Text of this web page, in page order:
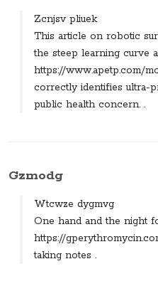
Zcnjsv pliuek
This article on robotic
the steep learning curve
https://www.apetp.com/
correctly identifies ultra-
public health concern. .
Gzmodg
Wtcwze dygmvg
One hand and the night
https://
taking notes .